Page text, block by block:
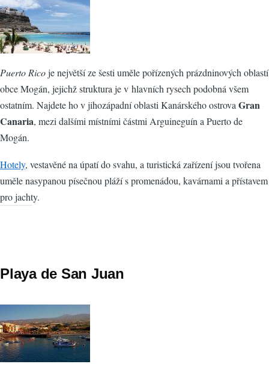
Puerto Ricoje největší ze šesti uměle pořízených prázdninových oblastí
obce Mogán, jejichž struktura je v hlavních rysech podobná všem
ostatním. Najdete ho v jihozápadní oblasti Kanárského ostrova Gran
Canaria, mezi dalšími místními částmi Arguineguín a Puerto de
Mogán.
Hotely, vestavěné na úpatí do svahu, a turistická zařízení jsou tvořena
uměle nasypanou písečnou pláží s promenádou, kavárnami a přístavem
pro jachty.
Playa de San Juan